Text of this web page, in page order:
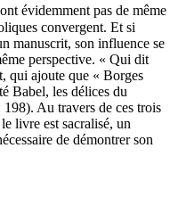
évidemment pas de même
convergent. Et si
manuscrit, son influence se
perspective. « Qui dit
ajoute que « Borges
Babel, les délices du
Au travers de ces trois
livre est sacralisé, un
de démontrer son